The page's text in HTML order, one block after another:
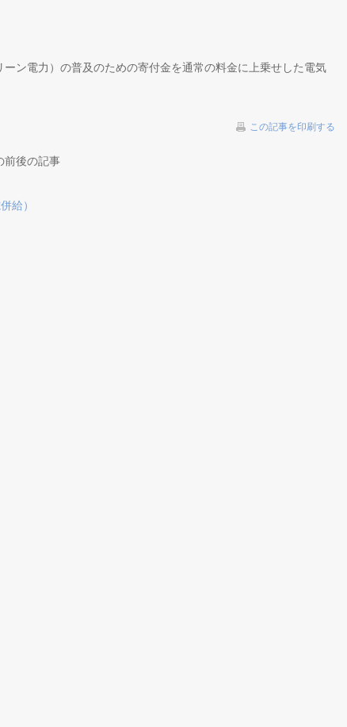
ン電力）の普及のための寄付金を通常の料金に上乗せした電気
この記事を印刷する
前後の記事
給）